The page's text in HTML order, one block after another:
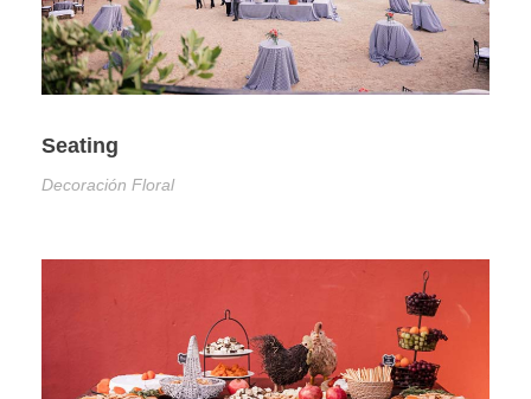
Seating
Decoración Floral